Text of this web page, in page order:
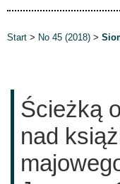
Start > No 45 (2018) >
Ścieżką
nad